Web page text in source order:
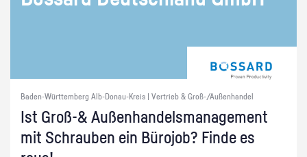
Baden-Württemberg Alb-Donau-Kreis | Vertrieb & Groß-/Außenhandel
Ist Groß-& Au­ßen­han­dels­ma­nage­ment
mit Schrau­ben ein Bü­ro­job? Finde es